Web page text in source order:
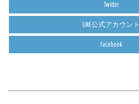
Twitter
LINE公式アカウント
Facebook